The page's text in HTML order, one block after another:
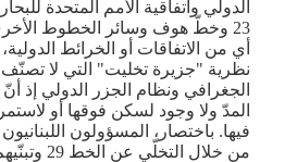
الدولي واتفاقية الأمم المتحدة
23 وخطّ هوف وسائر الخطوط
أي من الاتفاقات أو الخرائط
نظرية "جزيرة تخليت" التي لا
الجغرافي ونظام الجزر الدولي إذ أنّ
المدّ ولا وجود لسكن فوقها أو
فيها. باختصار، المسؤولون
من خلال التخلّي عن الخط 29 وتبنّيهم للخط 23.